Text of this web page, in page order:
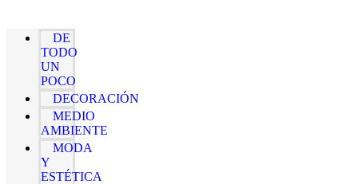
DE
TODO
UN
POCO
DECORACIÓN
MEDIO
AMBIENTE
MODA
Y
ESTÉTICA